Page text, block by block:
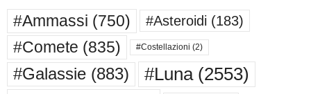
#Ammassi (750) #Asteroidi (183)
#Comete (835) #Costellazioni (2)
#Galassie (883) #Luna (2553)